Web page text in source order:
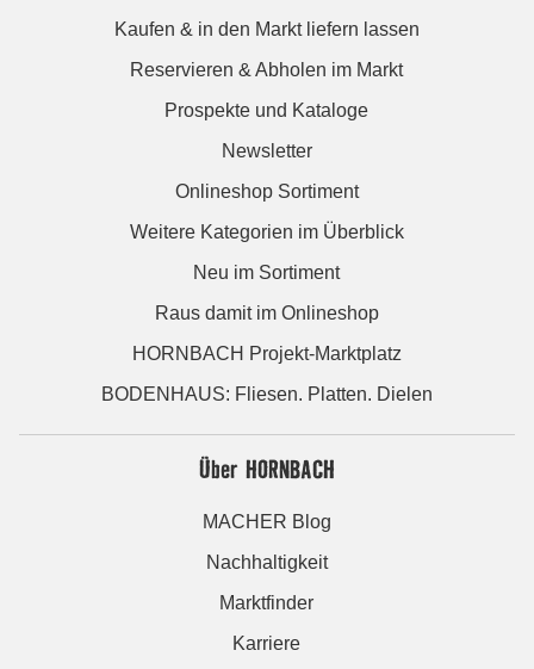
Kaufen & in den Markt liefern lassen
Reservieren & Abholen im Markt
Prospekte und Kataloge
Newsletter
Onlineshop Sortiment
Weitere Kategorien im Überblick
Neu im Sortiment
Raus damit im Onlineshop
HORNBACH Projekt-Marktplatz
BODENHAUS: Fliesen. Platten. Dielen
Über HORNBACH
MACHER Blog
Nachhaltigkeit
Marktfinder
Karriere